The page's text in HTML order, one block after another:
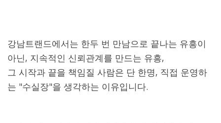
강남트랜드에서는 한두 번 만남으로 끝나는 유흥이
아닌, 지속적인 신뢰관계를 만드는 유흥,
그 시작과 끝을 책임질 사람은 단 한명, 직접 운영하
는 "수실장"을 생각하는 이유입니다.